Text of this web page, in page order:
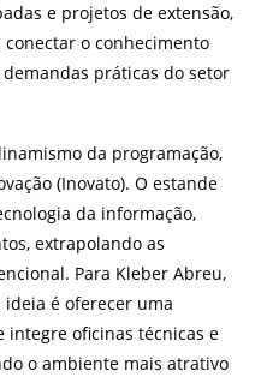
e projetos de extensão,
o conhecimento
práticas do setor
da programação,
(Inovato). O estande
da informação,
extrapolando as
Para Kleber Abreu,
é oferecer uma
oficinas técnicas e
o ambiente mais atrativo